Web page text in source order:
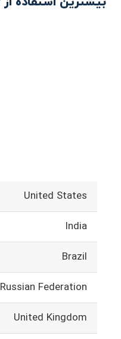
United States
India
Brazil
Russian Federation
United Kingdom